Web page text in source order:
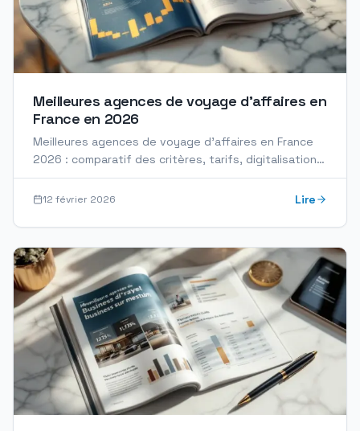
Meilleures agences de voyage d’affaires en
France en 2026
Meilleures agences de voyage d'affaires en France
2026 : comparatif des critères, tarifs, digitalisation
et sécurité pour centraliser vos déplacements.
12 février 2026 Lire